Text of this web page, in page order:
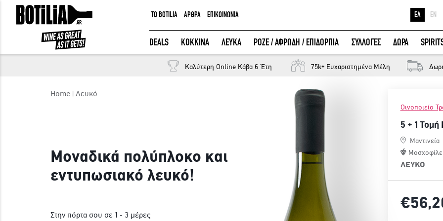
ΕΙΣΟΔΟΣ ΜΕΛΩΝ
Να με θυμάσαι
ΕΙΣΟΔΟΣ ΜΕ FACEBOOK
TO BOTILIA ΑΡΘΡΑ ΕΠΙΚΟΙΝΩΝΙΑ ΕΛ EN
DEALS ΚΟΚΚΙΝΑ ΛΕΥΚΑ ΡΟΖΕ / ΑΦΡΩΔΗ / ΕΠΙΔΟΡΠΙΑ ΣΥΛΛΟΓΕΣ ΔΩΡΑ
Καλύτερη Online Κάβα 6 Έτη 75k+ Ευχαριστημένα Μέλη
Home Λευκό
Μοναδικά πολύπλοκο και
εντυπωσιακό λευκό!
Στην πόρτα σου σε 1 - 3 μέρες
Οινοποιείο
5 + 1 Τομή
Μαντινεία
ΛΕΥΚΟ
€56,